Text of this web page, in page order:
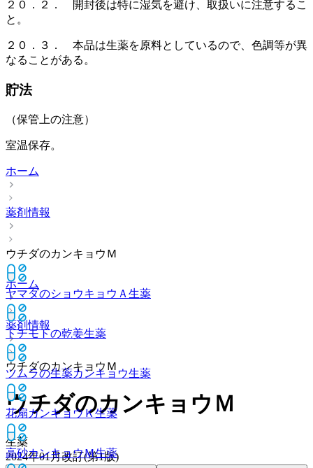
２０．２． 開封後は特に湿気を避け、取扱いに注意するこ
と。
２０．３． 本品は生薬を原料としているので、色調等が異
なることがある。
貯法
（保管上の注意）
室温保存。
ホーム
薬剤情報
ウチダのカンキョウＭ
ヤマダのショウキョウＡ 生薬
トチモトの乾姜生薬
ツムラの生薬カンキョウ生薬
花扇カンキョウＫ生薬
高砂カンキョウＭ生薬
ホーム
薬剤情報
ウチダのカンキョウＭ
ウチダのカンキョウＭ
生薬
2024年01月改訂(第1版)